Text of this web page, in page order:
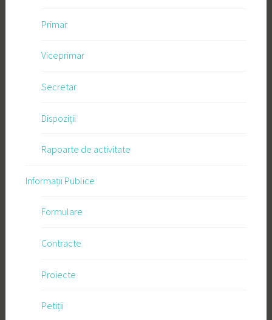
Primar
Viceprimar
Secretar
Dispoziții
Rapoarte de activitate
Informații Publice
Formulare
Contracte
Proiecte
Petiții